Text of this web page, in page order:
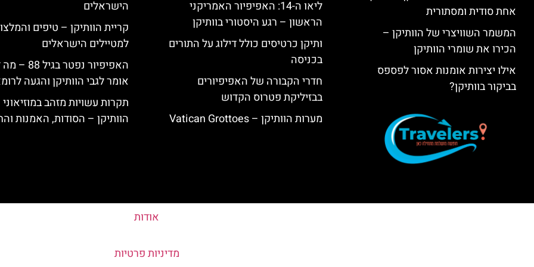
אחת סודית ומסתורית
המשמר השוויצרי של הוותיקן –
הכירו את שומרי הוותיקן
אילו יצירות אומנות אסור לפספס
בביקור בוותיקן?
ליאו ה-14: האפיפיור האמריקני
הראשון – רגע היסטורי בוותיקן
ותיקן כרטיסים כולל דילוג על התורים
בכניסה
חדרי הקבורה של האפיפיורים
בבזיליקת פטרוס הקדוש
מערות הוותיקן – Vatican Grottoes
הישראלים
קריית הוותיקן – טיפים
למטיילים הישראלים
האפיפיור נפטר
אומר לגבי הוותיקן והגעה
תקרות עשויות מזהב במוזיאוני
הוותיקן – הסודות, האמנות
אודות
מדיניות פרטיות